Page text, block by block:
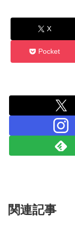
X
Pocket
関連記事